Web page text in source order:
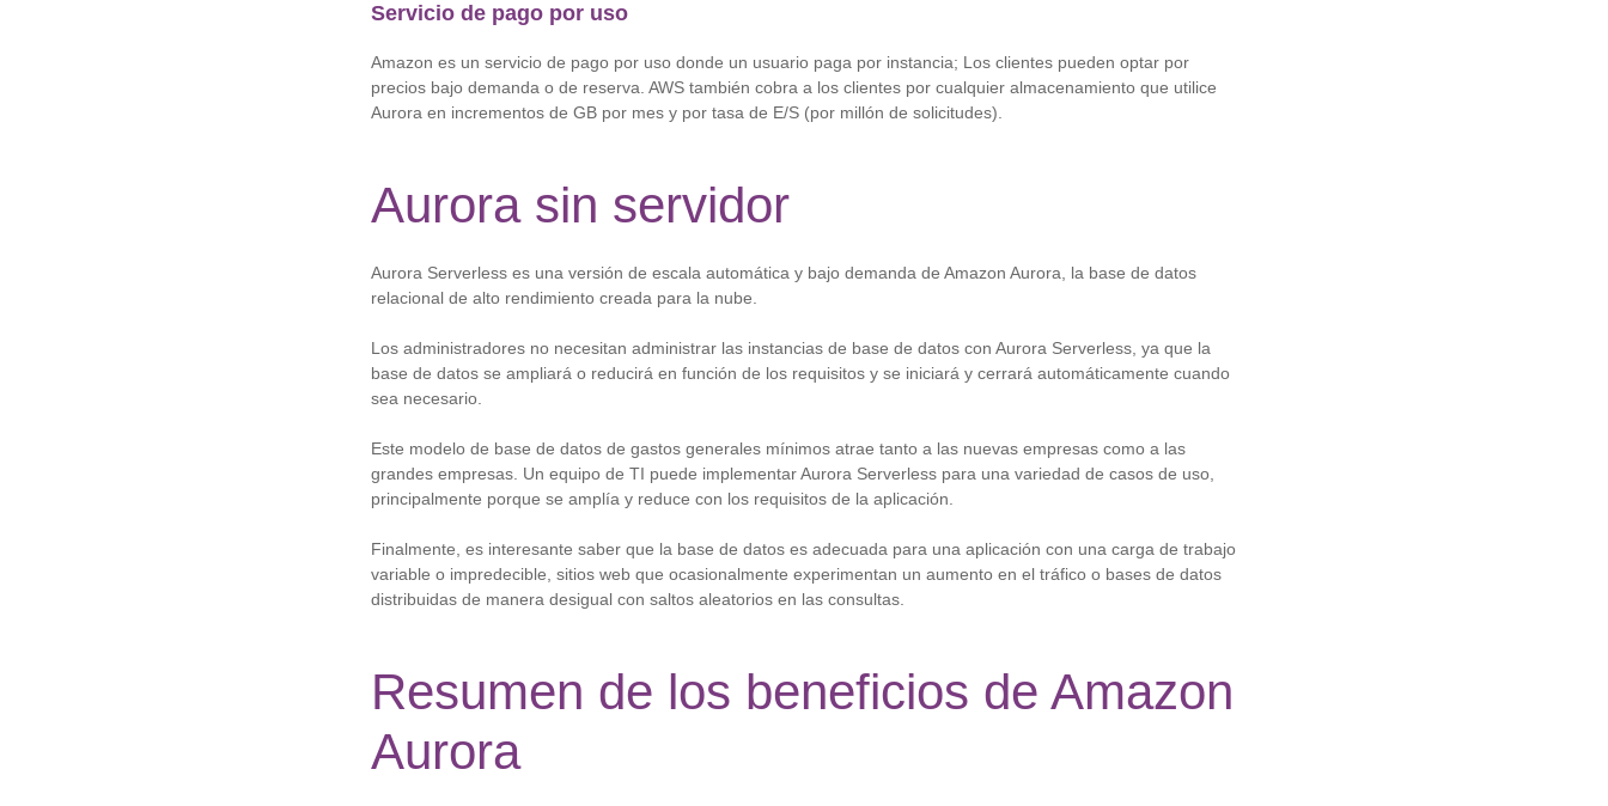
Servicio de pago por uso
Amazon es un servicio de pago por uso donde un usuario paga por instancia; Los clientes pueden optar por
precios bajo demanda o de reserva. AWS también cobra a los clientes por cualquier almacenamiento que utilice
Aurora en incrementos de GB por mes y por tasa de E/S (por millón de solicitudes).
Aurora sin servidor
Aurora Serverless es una versión de escala automática y bajo demanda de Amazon Aurora, la base de datos
relacional de alto rendimiento creada para la nube.
Los administradores no necesitan administrar las instancias de base de datos con Aurora Serverless, ya que la
base de datos se ampliará o reducirá en función de los requisitos y se iniciará y cerrará automáticamente cuando
sea necesario.
Este modelo de base de datos de gastos generales mínimos atrae tanto a las nuevas empresas como a las
grandes empresas. Un equipo de TI puede implementar Aurora Serverless para una variedad de casos de uso,
principalmente porque se amplía y reduce con los requisitos de la aplicación.
Finalmente, es interesante saber que la base de datos es adecuada para una aplicación con una carga de trabajo
variable o impredecible, sitios web que ocasionalmente experimentan un aumento en el tráfico o bases de datos
distribuidas de manera desigual con saltos aleatorios en las consultas.
Resumen de los beneficios de Amazon
Aurora